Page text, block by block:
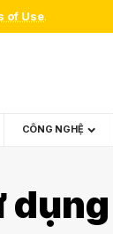
of Use.
CÔNG NGHỆ